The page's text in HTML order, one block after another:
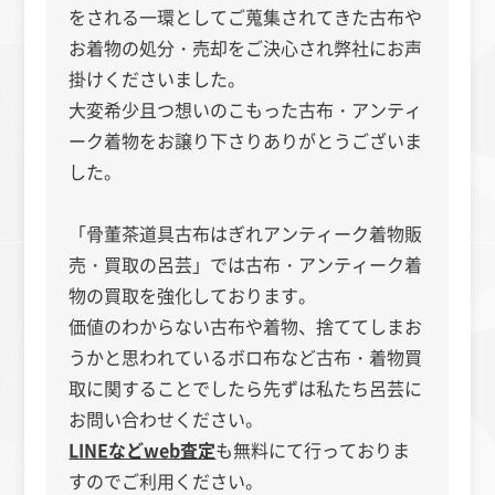
をされる一環としてご蒐集されてきた古布や
お着物の処分・売却をご決心され弊社にお声
掛けくださいました。
大変希少且つ想いのこもった古布・アンティ
ーク着物をお譲り下さりありがとうございま
した。
「骨董茶道具古布はぎれアンティーク着物販
売・買取の呂芸」では古布・アンティーク着
物の買取を強化しております。
価値のわからない古布や着物、捨ててしまお
うかと思われているボロ布など古布・着物買
取に関することでしたら先ずは私たち呂芸に
お問い合わせください。
LINEなどweb査定も無料にて行っておりま
すのでご利用ください。